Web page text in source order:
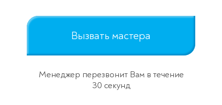
Вызвать мастера
Менеджер перезвонит Вам в течение
30 секунд